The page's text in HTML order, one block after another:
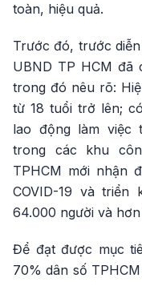
toàn, hiệu quả.
Trước đó, trước
UBND TP HCM đã
trong đó nêu rõ:
từ 18 tuổi trở lên;
lao động làm việc
trong các khu
TPHCM mới nhận
COVID-19 và triển
64.000 người và
Để đạt được mục
70% dân số